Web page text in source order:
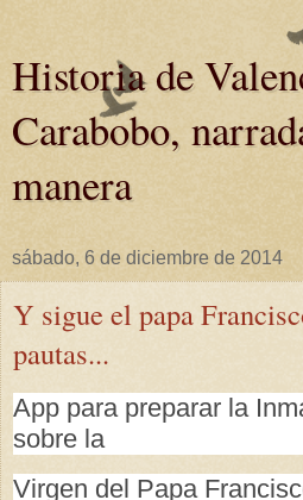
Historia de
Carabobo,
manera
sábado, 6 de diciembre de 2014
Y sigue el papa
pautas...
App para preparar la
sobre la
Virgen del Papa